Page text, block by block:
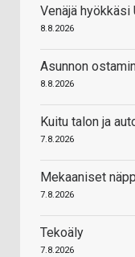
Venäjä hyökkäsi
8.8.2026
Asunnon
8.8.2026
Kuitu talon ja
7.8.2026
Mekaaniset
7.8.2026
Tekoäly
7.8.2026